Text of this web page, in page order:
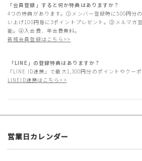
「会員登録」すると何か特典はありますか？
4つの特典があります。①メンバー登録時に500円分
い上げ100円毎に3ポイントプレゼント。③メルマガ
能。④入会費、年会費無料。
新規会員登録はこちら>>
「LINE」の登録特典はありますか？
「LINE ID連携」で最大1,300円分のポイントやクー
LINEID連携はこちら>>
営業日カレンダー